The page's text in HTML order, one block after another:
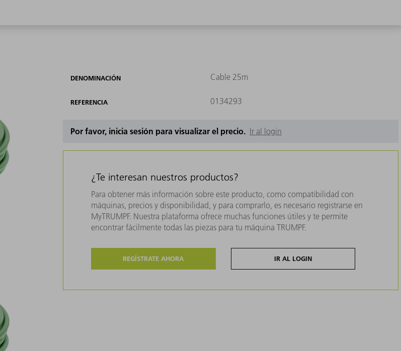
DENOMINACIÓN Cable 25m
REFERENCIA 0134293
Por favor, inicia sesión para visualizar el precio. Ir al login
¿Te interesan nuestros productos?
Para obtener más información sobre este producto, como compatibilidad con
máquinas, precios y disponibilidad, y para comprarlo, es necesario registrarse en
MyTRUMPF. Nuestra plataforma ofrece muchas funciones útiles y te permite
encontrar fácilmente todas las piezas para tu máquina TRUMPF.
REGÍSTRATE AHORA IR AL LOGIN